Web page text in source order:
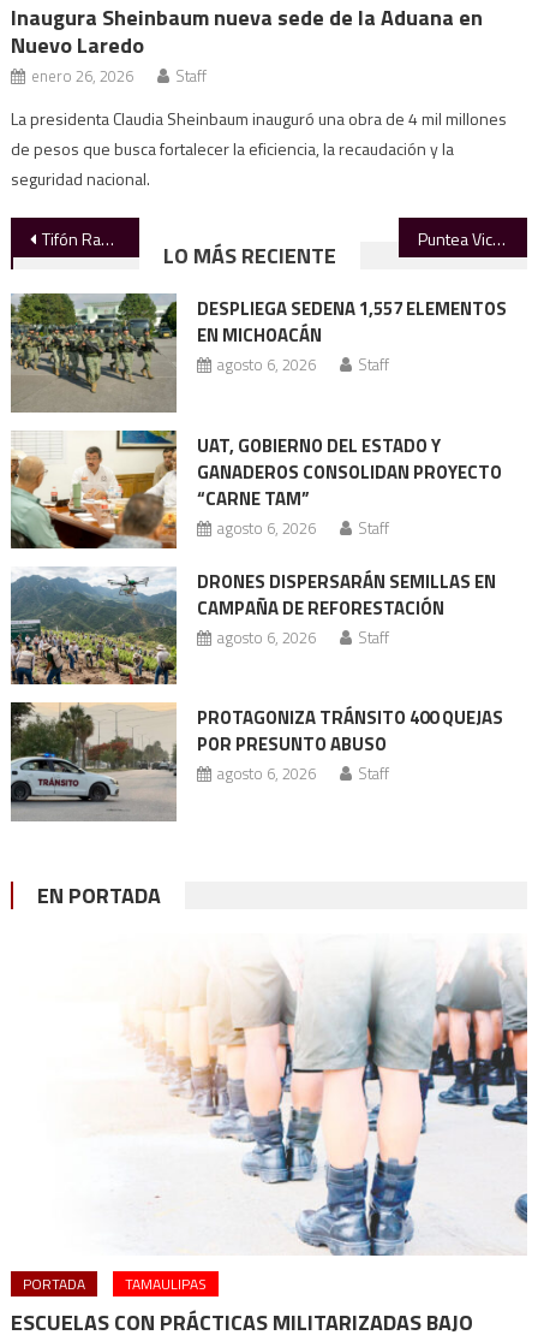
Inaugura Sheinbaum nueva sede de la Aduana en
Nuevo Laredo
enero 26, 2026 Staff
La presidenta Claudia Sheinbaum inauguró una obra de 4 mil millones
de pesos que busca fortalecer la eficiencia, la recaudación y la
seguridad nacional.
Navegación
de
entradas
Tifón Ragasa inunda Taiwán, deja 17 muertos Puntea Victoria en accidentes de motocicletas
LO MÁS RECIENTE
DESPLIEGA SEDENA 1,557 ELEMENTOS
EN MICHOACÁN
agosto 6, 2026 Staff
UAT, GOBIERNO DEL ESTADO Y
GANADEROS CONSOLIDAN PROYECTO
“CARNE TAM”
agosto 6, 2026 Staff
DRONES DISPERSARÁN SEMILLAS EN
CAMPAÑA DE REFORESTACIÓN
agosto 6, 2026 Staff
PROTAGONIZA TRÁNSITO 400 QUEJAS
POR PRESUNTO ABUSO
agosto 6, 2026 Staff
EN PORTADA
PORTADA TAMAULIPAS
ESCUELAS CON PRÁCTICAS MILITARIZADAS BAJO